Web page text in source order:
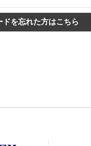
ドを忘れた方はこちら